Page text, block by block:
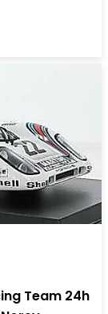
Team 24h